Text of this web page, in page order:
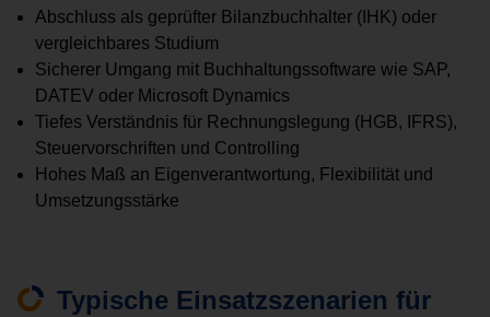
Abschluss als geprüfter Bilanzbuchhalter (IHK) oder
vergleichbares Studium
Sicherer Umgang mit Buchhaltungssoftware wie SAP,
DATEV oder Microsoft Dynamics
Tiefes Verständnis für Rechnungslegung (HGB, IFRS),
Steuervorschriften und Controlling
Hohes Maß an Eigenverantwortung, Flexibilität und
Umsetzungsstärke
Typische Einsatzszenarien für